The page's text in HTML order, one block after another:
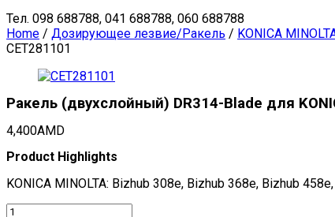
Тел. 098 688788, 041 688788, 060 688788
Home / Дозирующее лезвие/Ракель / KONICA
CET281101
Ракель (двухслойный) DR314-Blade для
4,400AMD
Product Highlights
KONICA MINOLTA: Bizhub 308e, Bizhub 368e, Bizhub
Ракель